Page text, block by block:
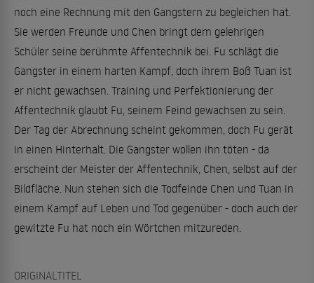
noch eine Rechnung mit den Gangstern zu begleichen hat.
Sie werden Freunde und Chen bringt dem gelehrigen
Schüler seine berühmte Affentechnik bei. Fu schlägt die
Gangster in einem harten Kampf, doch ihrem Boß Tuan ist
er nicht gewachsen. Training und Perfektionierung der
Affentechnik glaubt Fu, seinem Feind gewachsen zu sein.
Der Tag der Abrechnung scheint gekommen, doch Fu gerät
in einen Hinterhalt. Die Gangster wollen ihn töten - da
erscheint der Meister der Affentechnik, Chen, selbst auf der
Bildfläche. Nun stehen sich die Todfeinde Chen und Tuan in
einem Kampf auf Leben und Tod gegenüber - doch auch der
gewitzte Fu hat noch ein Wörtchen mitzureden.
ORIGINALTITEL